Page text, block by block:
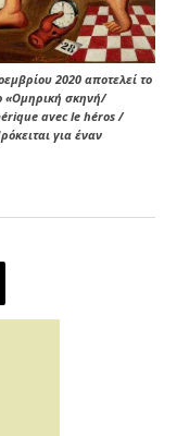
2020 αποτελεί το
«Ομηρική σκηνή/
avec le héros /
για έναν